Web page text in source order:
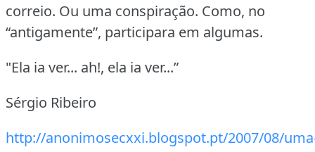
correio. Ou uma conspiração. Como, no
“antigamente”, participara em algumas.
"Ela ia ver... ah!, ela ia ver...”
Sérgio Ribeiro
http://anonimosecxxi.blogspot.pt/2007/08/